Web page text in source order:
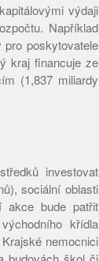
výdaji
Například
poskytovatele
kraj financuje ze
(1,837 miliardy
investovat
sociální oblasti
akce bude patřit
křídla
nemocnici